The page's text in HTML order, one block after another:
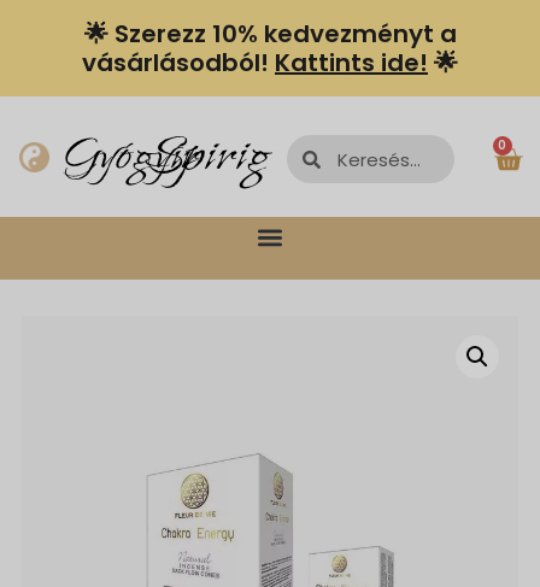
🌟 Szerezz 10% kedvezményt a
vásárlásodból! Kattints ide! 🌟
GyógyírSpiriguru 0